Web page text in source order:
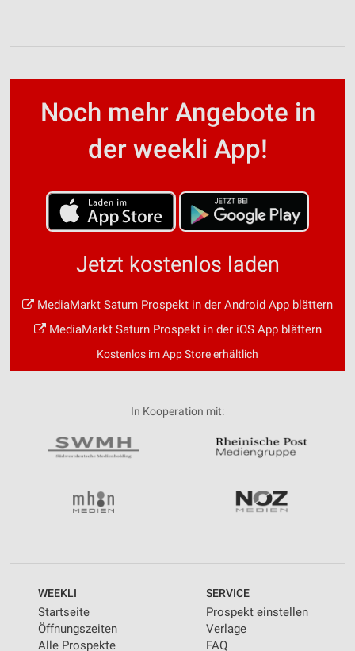
Noch mehr Angebote in
der weekli App!
Jetzt kostenlos laden
MediaMarkt Saturn Prospekt in der Android App blättern
MediaMarkt Saturn Prospekt in der iOS App blättern
Kostenlos im App Store erhältlich
In Kooperation mit:
WEEKLI
Startseite
Öffnungszeiten
Alle Prospekte
SERVICE
Prospekt einstellen
Verlage
FAQ